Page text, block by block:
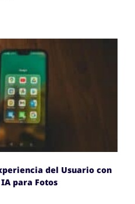
del Usuario con
para Fotos